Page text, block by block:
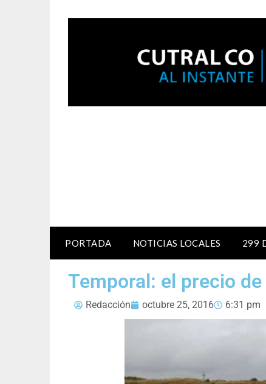
PORTADA NOTICIAS LOCALES 299
Temporal: el precio
Redacción octubre 25, 2016 6:31 pm